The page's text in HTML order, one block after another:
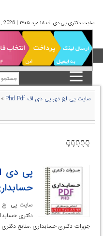
سایت دکتری پی دی اف ۱۸ مرد ۱۴۰۵ | Sunday, August 9th, 2026
سایت پی اچ دی پی دی اف Phd Pdf »
👇👇👇👇👇
پی دی
جزوات دکتری حسابداری .منابع دکتری